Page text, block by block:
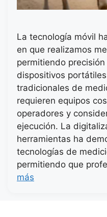
La tecnología móvil
en que realizamos
permitiendo
dispositivos
tradicionales de
requieren equipos
operadores y
ejecución. La
herramientas ha
tecnologías de
permitiendo que
más